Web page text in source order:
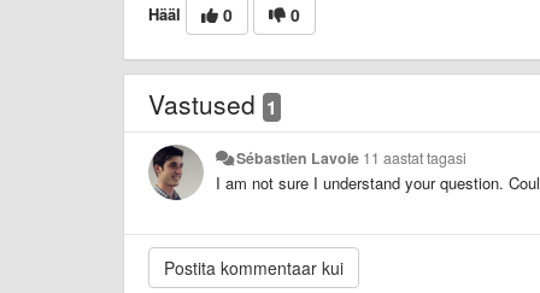
Hääl 0 0
Vastused 1
Sébastien Lavoie 11 aastat tagasi
I am not sure I understand your question.